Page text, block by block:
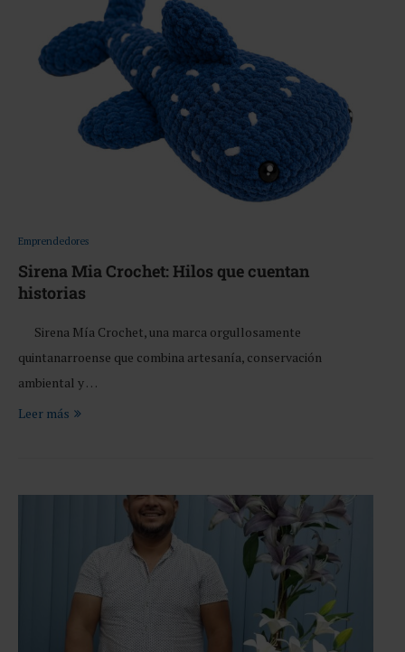
Emprendedores
Sirena Mia Crochet: Hilos que cuentan
historias
Sirena Mía Crochet, una marca orgullosamente
quintanarroense que combina artesanía, conservación
ambiental y …
Leer más